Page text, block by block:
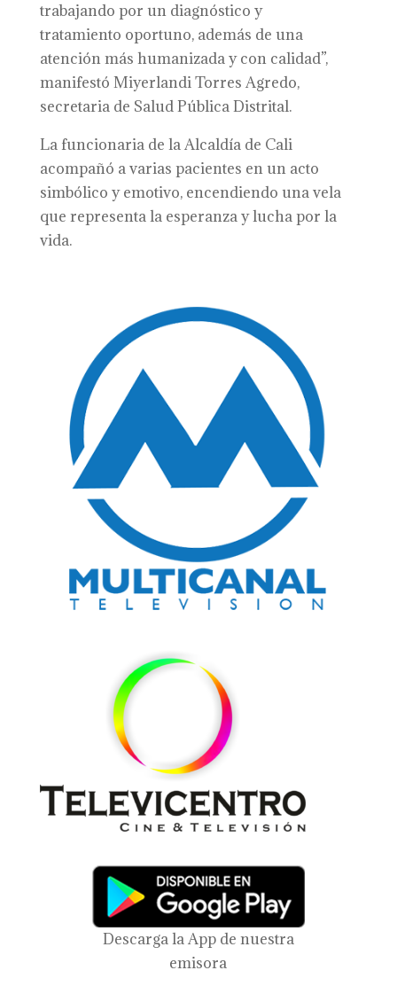
trabajando por un diagnóstico y
tratamiento oportuno, además de una
atención más humanizada y con calidad”,
manifestó Miyerlandi Torres Agredo,
secretaria de Salud Pública Distrital.
La funcionaria de la Alcaldía de Cali
acompañó a varias pacientes en un acto
simbólico y emotivo, encendiendo una vela
que representa la esperanza y lucha por la
vida.
Descarga la App de nuestra
emisora